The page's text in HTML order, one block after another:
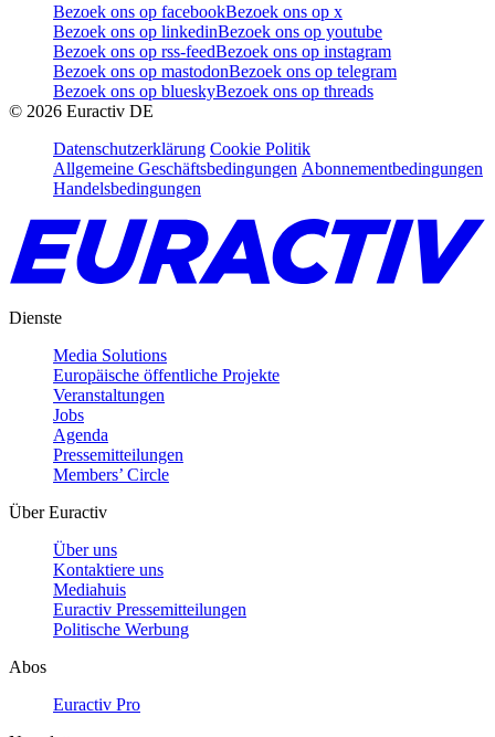
Bezoek ons op facebookBezoek ons op x
Bezoek ons op linkedinBezoek ons op youtube
Bezoek ons op rss-feedBezoek ons op instagram
Bezoek ons op mastodonBezoek ons op telegram
Bezoek ons op blueskyBezoek ons op threads
© 2026 Euractiv DE
Datenschutzerklärung Cookie Politik
Allgemeine Geschäftsbedingungen Abonnementbedingungen
Handelsbedingungen
Dienste
Media Solutions
Europäische öffentliche Projekte
Veranstaltungen
Jobs
Agenda
Pressemitteilungen
Members’ Circle
Über Euractiv
Über uns
Kontaktiere uns
Mediahuis
Euractiv Pressemitteilungen
Politische Werbung
Abos
Euractiv Pro